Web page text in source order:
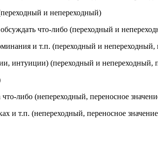
переходный и непереходный)
что-либо (переходный и
и т.п. (переходный и непереходный,
интуиции) (переходный и непереходный,
что-либо (непереходный, переносное
и т.п. (непереходный, переносное значение